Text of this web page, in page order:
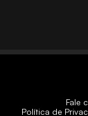
Fale
Política de